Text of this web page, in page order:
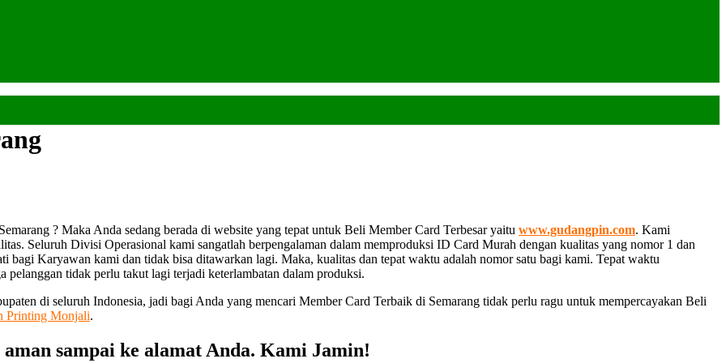
? Maka Anda sedang berada di website yang tepat untuk Beli Member Card Terbesar yaitu www.gudangpin.com. Kami
Seluruh Divisi Operasional kami sangatlah berpengalaman dalam memproduksi ID Card Murah dengan kualitas yang nomor 1 dan
bagi Karyawan kami dan tidak bisa ditawarkan lagi. Maka, kualitas dan tepat waktu adalah nomor satu bagi kami. Tepat waktu
tidak perlu takut lagi terjadi keterlambatan dalam produksi.
di seluruh Indonesia, jadi bagi Anda yang mencari Member Card Terbaik di Semarang tidak perlu ragu untuk mempercayakan Beli
Printing Monjali.
sampai ke alamat Anda. Kami Jamin!